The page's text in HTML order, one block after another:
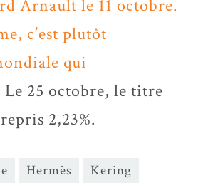
Arnault le 11 octobre.
c’est plutôt
qui
Le 25 octobre, le titre
2,23%.
Hermès
Kering